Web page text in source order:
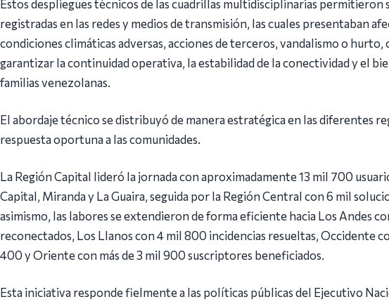
Estos despliegues técnicos de las cuadrillas multidisciplinarias permitieron
registradas en las redes y medios de transmisión, las cuales presentaban
condiciones climáticas adversas, acciones de terceros, vandalismo o
garantizar la continuidad operativa, la estabilidad de la conectividad y el
familias venezolanas.
El abordaje técnico se distribuyó de manera estratégica en las diferentes
respuesta oportuna a las comunidades.
La Región Capital lideró la jornada con aproximadamente 13 mil 700
Capital, Miranda y La Guaira, seguida por la Región Central con 6 mil
asimismo, las labores se extendieron de forma eficiente hacia Los Andes
reconectados, Los Llanos con 4 mil 800 incidencias resueltas, Occidente
400 y Oriente con más de 3 mil 900 suscriptores beneficiados.
Esta iniciativa responde fielmente a las políticas públicas del Ejecutivo